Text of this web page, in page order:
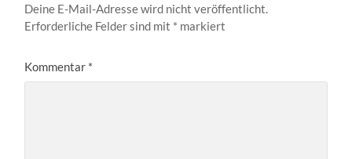
Deine E-Mail-Adresse wird nicht veröffentlicht.
Erforderliche Felder sind mit * markiert
Kommentar *